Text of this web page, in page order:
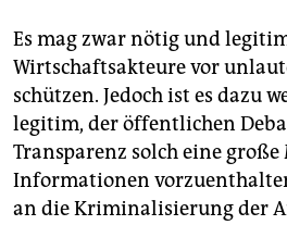
Es mag zwar nötig und
Wirtschaftsakteure vor
schützen. Jedoch ist es dazu
legitim, der öffentlichen
Transparenz solch eine große
Informationen
an die Kriminalisierung der